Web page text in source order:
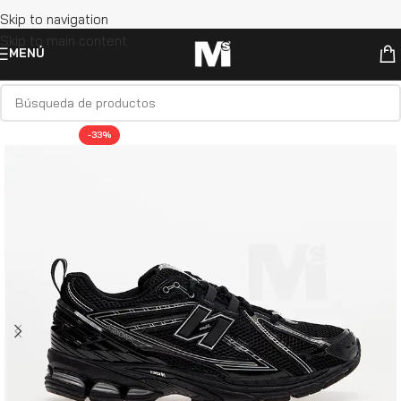
Skip to navigation
Skip to main content
MENÚ
-33%